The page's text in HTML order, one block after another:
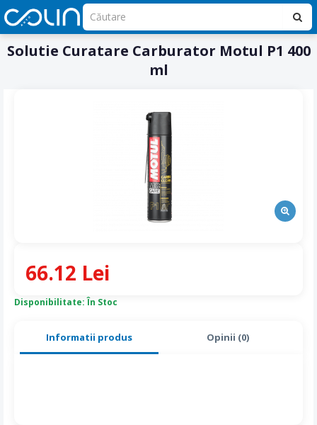
Solutie Curatare Carburator Motul P1 400
ml
Informatii produs Opinii (0)
Disponibilitate: În Stoc
66.12 Lei